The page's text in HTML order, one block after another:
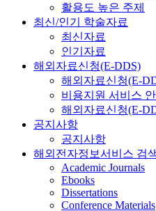
활용도 높은 주제
최신/인기 학술자료
최신자료
인기자료
해외자료신청(E-DDS)
해외자료신청(E-
비용지원 서비스
해외자료신청(E-
공지사항
공지사항
해외전자정보서비스 검
Academic Journals
Ebooks
Dissertations
Conference Materials